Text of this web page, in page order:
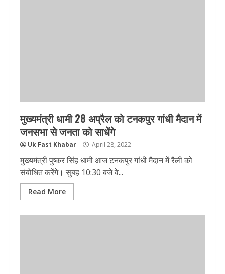
मुख्यमंत्री धामी 28 अप्रैल को टनकपुर गांधी मैदान में
जनसभा से जनता को साधेंगे
Uk Fast Khabar April 28, 2022
मुख्यमंत्री पुष्कर सिंह धामी आज टनकपुर गांधी मैदान में रैली को
संबोधित करेंगे। सुबह 10:30 बजे वे...
Read More